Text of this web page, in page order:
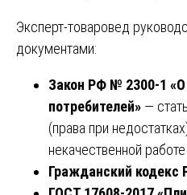
Эксперт-товаровед
документами:
Закон РФ № 2300-1
потребителей» —
(права при
некачественной
Гражданский кодекс